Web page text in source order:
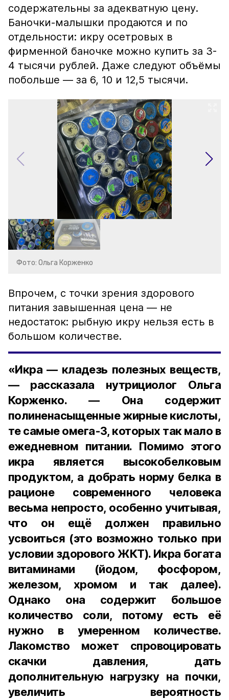
содержательны за адекватную цену.
Баночки-малышки продаются и по
отдельности: икру осетровых в
фирменной баночке можно купить за 3-
4 тысячи рублей. Даже следуют объёмы
побольше — за 6, 10 и 12,5 тысячи.
Фото: Ольга Корженко
Впрочем, с точки зрения здорового
питания завышенная цена — не
недостаток: рыбную икру нельзя есть в
большом количестве.
«Икра — кладезь полезных веществ,
— рассказала нутрициолог Ольга
Корженко. — Она содержит
полиненасыщенные жирные кислоты,
те самые омега-3, которых так мало в
ежедневном питании. Помимо этого
икра является высокобелковым
продуктом, а добрать норму белка в
рационе современного человека
весьма непросто, особенно учитывая,
что он ещё должен правильно
усвоиться (это возможно только при
условии здорового ЖКТ). Икра богата
витаминами (йодом, фосфором,
железом, хромом и так далее).
Однако она содержит большое
количество соли, потому есть её
нужно в умеренном количестве.
Лакомство может спровоцировать
скачки давления, дать
дополнительную нагрузку на почки,
увеличить вероятность